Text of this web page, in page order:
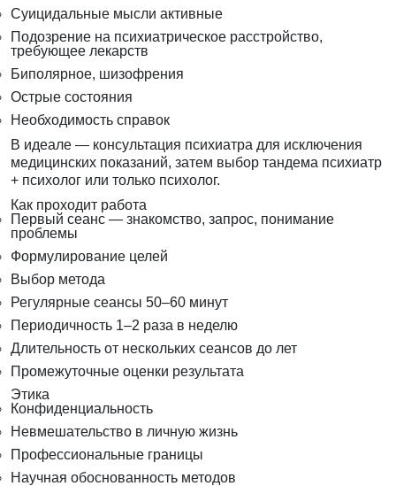
Суицидальные мысли активные
Подозрение на психиатрическое расстройство,
требующее лекарств
Биполярное, шизофрения
Острые состояния
Необходимость справок
В идеале — консультация психиатра для исключения
медицинских показаний, затем выбор тандема психиатр
+ психолог или только психолог.
Как проходит работа
Первый сеанс — знакомство, запрос, понимание
проблемы
Формулирование целей
Выбор метода
Регулярные сеансы 50–60 минут
Периодичность 1–2 раза в неделю
Длительность от нескольких сеансов до лет
Промежуточные оценки результата
Этика
Конфиденциальность
Невмешательство в личную жизнь
Профессиональные границы
Научная обоснованность методов